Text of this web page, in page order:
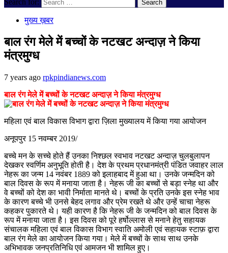
Search for:
मुख्य ख़बर
बाल रंग मेले में बच्चों के नटखट अन्दाज़ ने किया
मंत्रमुग्ध
7 years ago rpkpindianews.com
बाल रंग मेले में बच्चों के नटखट अन्दाज़ ने किया मंत्रमुग्ध
महिला एवं बाल विकास विभाग द्वारा ज़िला मुख्यालय में किया गया आयोजन
अनूपपुर 15 नवम्बर 2019/
बच्चे मन के सच्चे होते हैं उनका निश्छल स्वभाव नटखट अन्दाज़ चुलबुलापन
देखकर स्वर्णिम अनुभूति होती है। देश के प्रथम प्रधानमंत्री पंडित जवाहर लाल
नेहरू का जन्म 14 नवंबर 1889 को इलाहबाद में हुआ था। उनके जन्मदिन को
बाल दिवस के रूप में मनाया जाता है। नेहरू जी का बच्चों से बड़ा स्नेह था और
वे बच्चों को देश का भावी निर्माता मानते थे। बच्चों के प्रति उनके इस स्नेह भाव
के कारण बच्चे भी उनसे बेहद लगाव और प्रेम रखते थे और उन्हें चाचा नेहरू
कहकर पुकारते थे। यही कारण है कि नेहरू जी के जन्मदिन को बाल दिवस के
रूप में मनाया जाता है। इस दिवस को पूरे हर्षोल्लास से मनाने हेतु सहायक
संचालक महिला एवं बाल विकास विभाग स्वाति अमोली एवं सहायक स्टाफ़ द्वारा
बाल रंग मेले का आयोजन किया गया। मेले में बच्चों के साथ साथ उनके
अभिभावक जनप्रतिनिधि एवं आमजन भी शामिल हुए।